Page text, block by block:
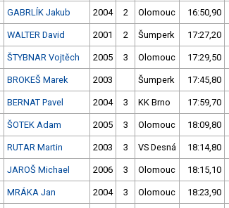
GABRLÍK Jakub 2004 2 Olomouc 16:50,90
WALTER David 2001 2 Šumperk 17:27,20
ŠTYBNAR Vojtěch 2005 3 Olomouc 17:29,50
BROKEŠ Marek 2003 Šumperk 17:45,80
BERNAT Pavel 2004 3 KK Brno 17:59,70
ŠOTEK Adam 2005 3 Olomouc 18:09,80
RUTAR Martin 2003 3 VS Desná 18:14,80
JAROŠ Michael 2006 3 Olomouc 18:15,10
MRÁKA Jan 2004 3 Olomouc 18:23,90